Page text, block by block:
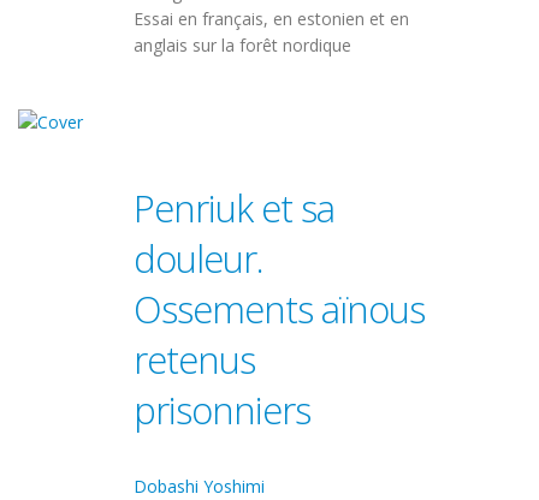
Essai en français, en estonien et en
anglais sur la forêt nordique
Penriuk et sa
douleur.
Ossements aïnous
retenus
prisonniers
Dobashi Yoshimi